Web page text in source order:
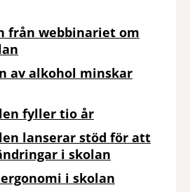
från webbinariet om
av alkohol minskar
fyller tio år
lanserar stöd för att
i skolan
i skolan